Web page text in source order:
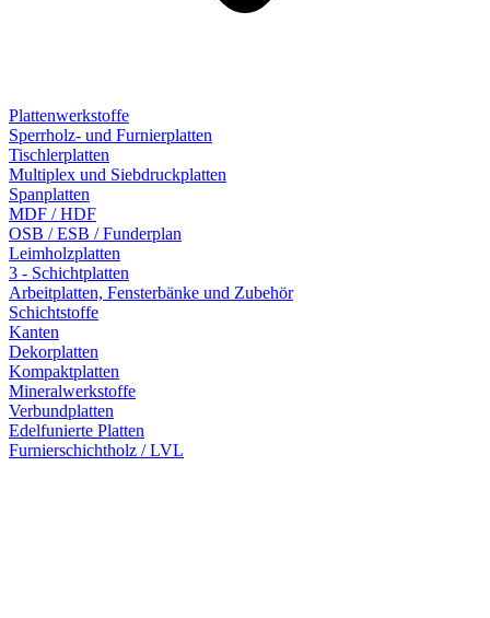
Plattenwerkstoffe
Sperrholz- und Furnierplatten
Tischlerplatten
Multiplex und Siebdruckplatten
Spanplatten
MDF / HDF
OSB / ESB / Funderplan
Leimholzplatten
3 - Schichtplatten
Arbeitplatten, Fensterbänke und Zubehör
Schichtstoffe
Kanten
Dekorplatten
Kompaktplatten
Mineralwerkstoffe
Verbundplatten
Edelfunierte Platten
Furnierschichtholz / LVL